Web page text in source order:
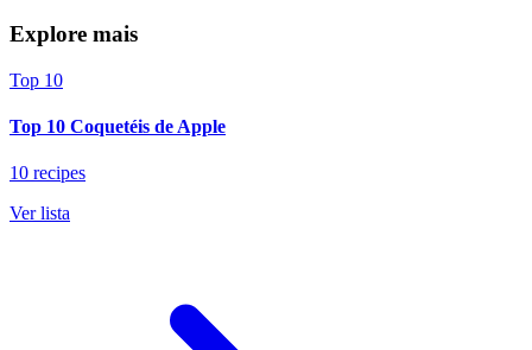
Explore mais
Top 10
Top 10 Coquetéis de Apple
10 recipes
Ver lista